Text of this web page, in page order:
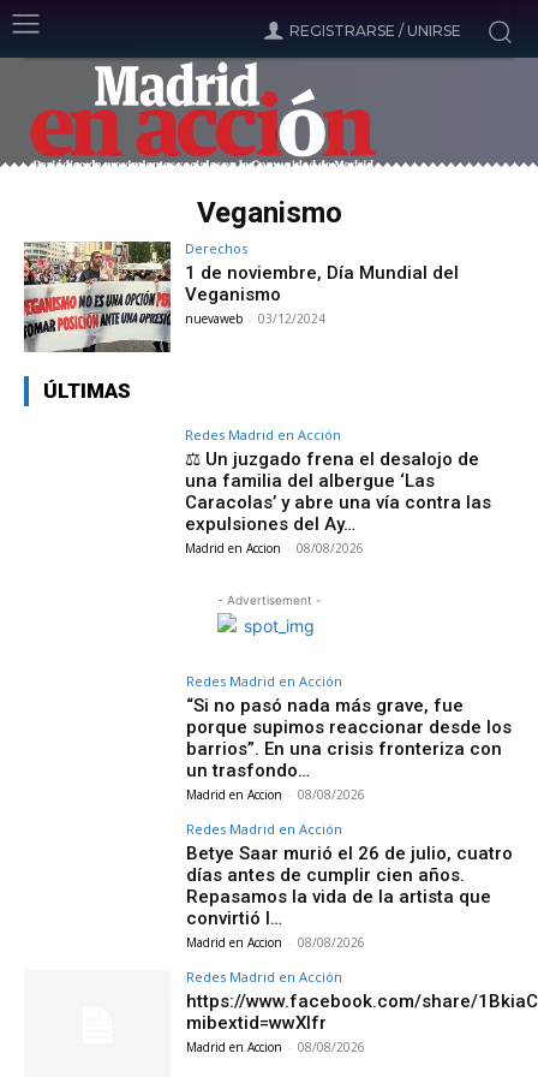
REGISTRARSE / UNIRSE
Veganismo
Derechos
1 de noviembre, Día Mundial del
Veganismo
nuevaweb - 03/12/2024
ÚLTIMAS
Redes Madrid en Acción
⚖️ Un juzgado frena el desalojo de
una familia del albergue ‘Las
Caracolas’ y abre una vía contra las
expulsiones del Ay…
Madrid en Accion - 08/08/2026
- Advertisement -
Redes Madrid en Acción
“Si no pasó nada más grave, fue
porque supimos reaccionar desde los
barrios”. En una crisis fronteriza con
un trasfondo…
Madrid en Accion - 08/08/2026
Redes Madrid en Acción
Betye Saar murió el 26 de julio, cuatro
días antes de cumplir cien años.
Repasamos la vida de la artista que
convirtió l…
Madrid en Accion - 08/08/2026
Redes Madrid en Acción
https://www.facebook.com/share/
mibextid=wwXIfr
Madrid en Accion - 08/08/2026